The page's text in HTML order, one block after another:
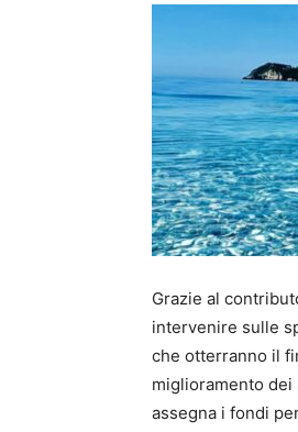
Grazie al
intervenire sulle
che otterranno il
miglioramento dei
assegna i fondi